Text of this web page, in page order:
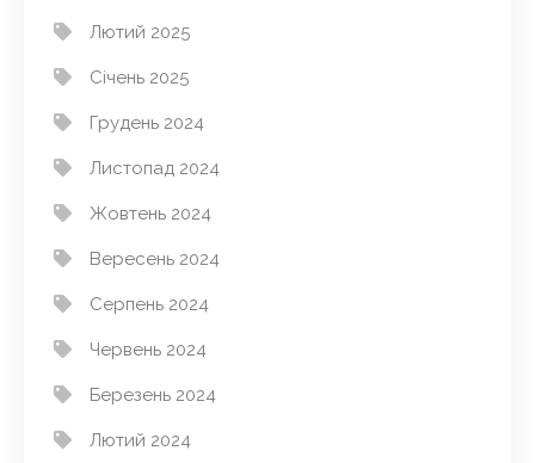
Лютий 2025
Січень 2025
Грудень 2024
Листопад 2024
Жовтень 2024
Вересень 2024
Серпень 2024
Червень 2024
Березень 2024
Лютий 2024